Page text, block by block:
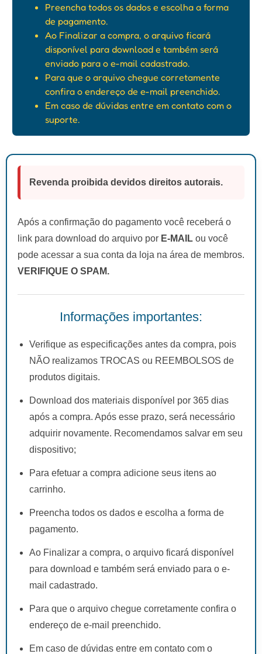
Preencha todos os dados e escolha a forma
de pagamento.
Ao Finalizar a compra, o arquivo ficará
disponível para download e também será
enviado para o e-mail cadastrado.
Para que o arquivo chegue corretamente
confira o endereço de e-mail preenchido.
Em caso de dúvidas entre em contato com o
suporte.
Revenda proibida devidos direitos autorais.
Após a confirmação do pagamento você receberá o
link para download do arquivo por E-MAIL ou você
pode acessar a sua conta da loja na área de membros.
VERIFIQUE O SPAM.
Informações importantes:
Verifique as especificações antes da compra, pois
NÃO realizamos TROCAS ou REEMBOLSOS de
produtos digitais.
Download dos materiais disponível por 365 dias
após a compra. Após esse prazo, será necessário
adquirir novamente. Recomendamos salvar em seu
dispositivo;
Para efetuar a compra adicione seus itens ao
carrinho.
Preencha todos os dados e escolha a forma de
pagamento.
Ao Finalizar a compra, o arquivo ficará disponível
para download e também será enviado para o e-
mail cadastrado.
Para que o arquivo chegue corretamente confira o
endereço de e-mail preenchido.
Em caso de dúvidas entre em contato com o